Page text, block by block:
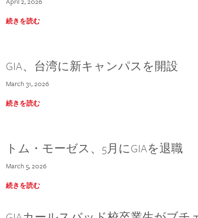
続きを読む
GIA、台湾に新キャンパスを開設
March 31, 2026
続きを読む
トム・モーゼス、5月にGIAを退職
March 5, 2026
続きを読む